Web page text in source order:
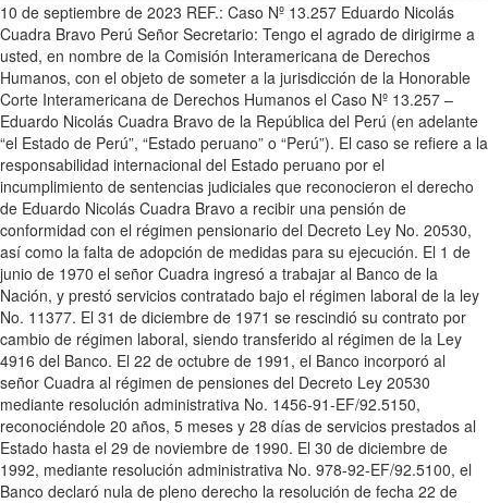
10 de septiembre de 2023 REF.: Caso Nº 13.257 Eduardo Nicolás
Cuadra Bravo Perú Señor Secretario: Tengo el agrado de dirigirme a
usted, en nombre de la Comisión Interamericana de Derechos
Humanos, con el objeto de someter a la jurisdicción de la Honorable
Corte Interamericana de Derechos Humanos el Caso Nº 13.257 –
Eduardo Nicolás Cuadra Bravo de la República del Perú (en adelante
“el Estado de Perú”, “Estado peruano” o “Perú”). El caso se refiere a la
responsabilidad internacional del Estado peruano por el
incumplimiento de sentencias judiciales que reconocieron el derecho
de Eduardo Nicolás Cuadra Bravo a recibir una pensión de
conformidad con el régimen pensionario del Decreto Ley No. 20530,
así como la falta de adopción de medidas para su ejecución. El 1 de
junio de 1970 el señor Cuadra ingresó a trabajar al Banco de la
Nación, y prestó servicios contratado bajo el régimen laboral de la ley
No. 11377. El 31 de diciembre de 1971 se rescindió su contrato por
cambio de régimen laboral, siendo transferido al régimen de la Ley
4916 del Banco. El 22 de octubre de 1991, el Banco incorporó al
señor Cuadra al régimen de pensiones del Decreto Ley 20530
mediante resolución administrativa No. 1456-91-EF/92.5150,
reconociéndole 20 años, 5 meses y 28 días de servicios prestados al
Estado hasta el 29 de noviembre de 1990. El 30 de diciembre de
1992, mediante resolución administrativa No. 978-92-EF/92.5100, el
Banco declaró nula de pleno derecho la resolución de fecha 22 de